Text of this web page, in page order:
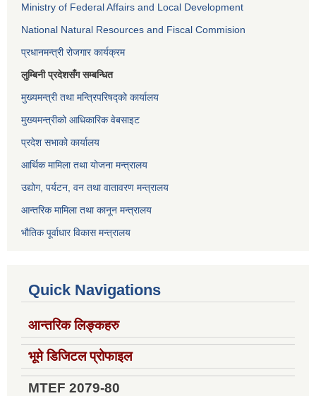
Ministry of Federal Affairs and Local Development
National Natural Resources and Fiscal Commision
प्रधानमन्त्री रोजगार कार्यक्रम
लुम्बिनी प्रदेशसँग सम्बन्धित
मुख्यमन्त्री तथा मन्त्रिपरिषद्को कार्यालय
मुख्यमन्त्रीको आधिकारिक वेबसाइट
प्रदेश सभाको कार्यालय
आर्थिक मामिला तथा योजना मन्त्रालय
उद्योग, पर्यटन, वन तथा वातावरण मन्त्रालय
आन्तरिक मामिला तथा कानून मन्त्रालय
भौतिक पूर्वाधार विकास मन्त्रालय
Quick Navigations
आन्तरिक लिङ्कहरु
भूमे डिजिटल प्रोफाइल
MTEF 2079-80